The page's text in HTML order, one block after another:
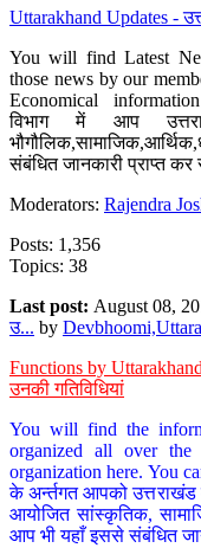
Uttarakhand Updates -
You will find Latest
those news by our
Economical
विभाग में आप
संबंधित जानकारी प्राप्त
Moderators: Rajendra
Posts: 1,356
Topics: 38
Last post: August 08,
उ... by
Functions by
उनकी गतिविधियां
You will find the
organized all over
organization here. You
के अर्न्तगत आपको उत्तराखंड
आयोजित सांस्कृतिक,
आप भी यहाँ इससे संबंधित